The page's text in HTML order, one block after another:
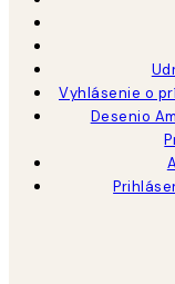
Vyhlásenie o
Desenio